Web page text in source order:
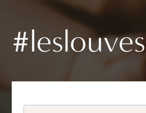
#leslouves